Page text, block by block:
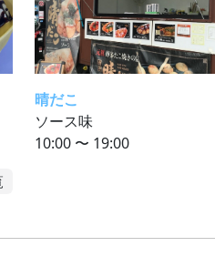
晴だこ
ソース味
10:00 〜 19:00